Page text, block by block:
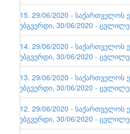
115. 29/06/2020 -
ვებგვერდი, 30/06/2020 -
114. 29/06/2020 -
ვებგვერდი, 30/06/2020 -
113. 29/06/2020 -
ვებგვერდი, 30/06/2020 -
112. 29/06/2020 -
ვებგვერდი, 30/06/2020 -